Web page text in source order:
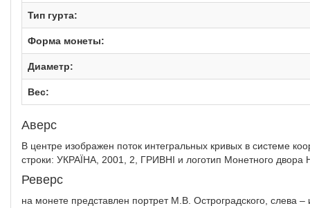
Тип гурта:
Форма монеты:
Диаметр:
Вес:
Аверс
В центре изображен поток интегральных кривых в системе
строки: УКРАЇНА, 2001, 2, ГРИВНІ и логотип Монетного двора
Реверс
на монете представлен портрет М.В. Остроградского, слева